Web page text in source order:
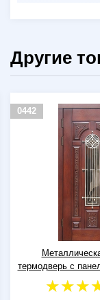
Другие
0442
термодверь с
с решеткой